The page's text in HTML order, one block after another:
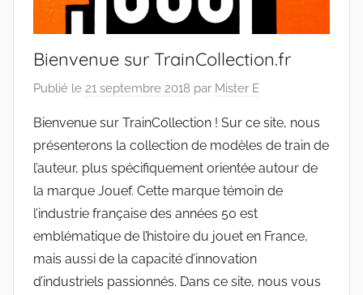
Bienvenue sur TrainCollection.fr
Publié le 21 septembre 2018 par Mister E
Bienvenue sur TrainCollection ! Sur ce site, nous
présenterons la collection de modèles de train de
l’auteur, plus spécifiquement orientée autour de
la marque Jouef. Cette marque témoin de
l’industrie française des années 50 est
emblématique de l’histoire du jouet en France,
mais aussi de la capacité d’innovation
d’industriels passionnés. Dans ce site, nous vous